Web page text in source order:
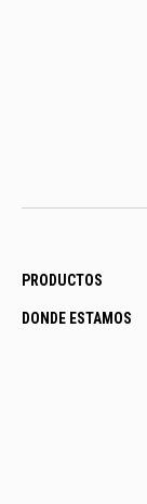
PRODUCTOS
DONDE ESTAMOS